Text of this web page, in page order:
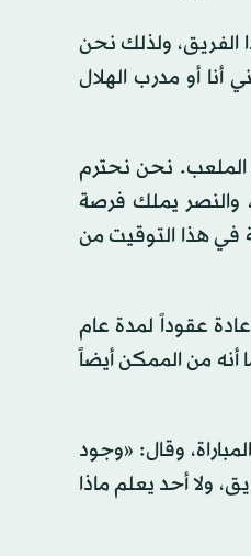
الفريق، ولذلك نحن
أو مدرب الهلال
الملعب. نحن نحترم
والنصر يملك فرصة
في هذا التوقيت من
عقوداً لمدة عام
من الممكن أيضاً
وقال: «وجود
متكافئة بنسبة 50 في المائة لكل فريق، ولا أحد يعلم ماذا